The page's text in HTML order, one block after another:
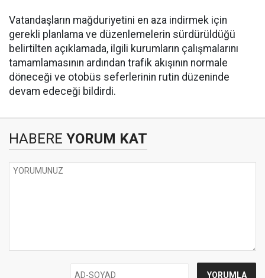
Vatandaşların mağduriyetini en aza indirmek için
gerekli planlama ve düzenlemelerin sürdürüldüğü
belirtilten açıklamada, ilgili kurumların çalışmalarını
tamamlamasının ardından trafik akışının normale
döneceği ve otobüs seferlerinin rutin düzeninde
devam edeceği bildirdi.
HABERE YORUM KAT